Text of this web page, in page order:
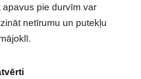
apavus pie durvīm var
netīrumu un putekļu